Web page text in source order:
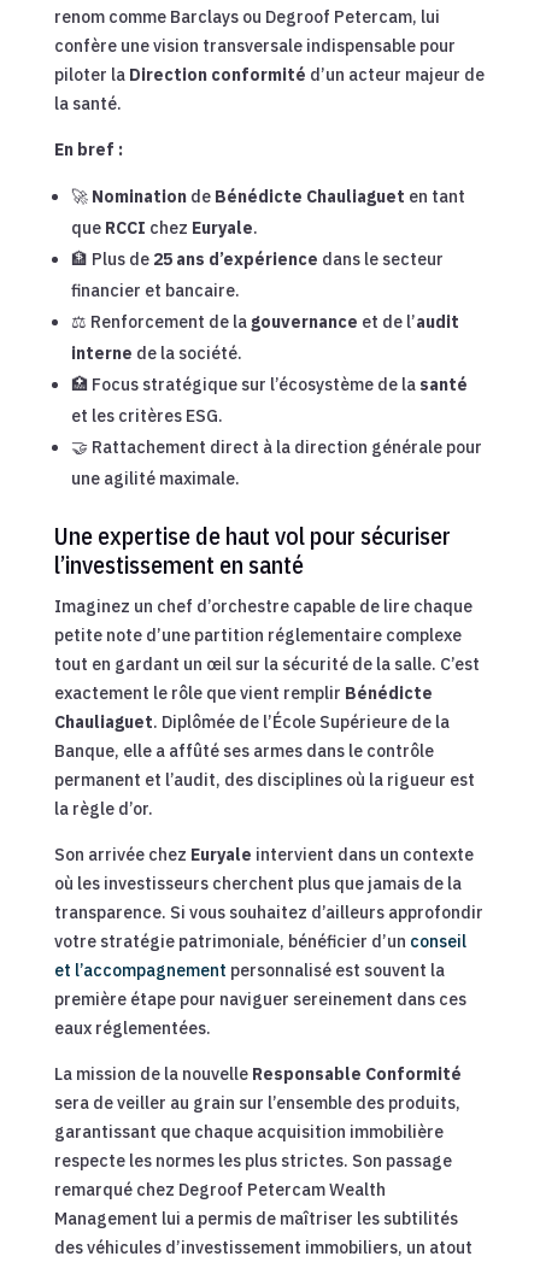
renom comme Barclays ou Degroof Petercam, lui
confère une vision transversale indispensable pour
piloter la Direction conformité d’un acteur majeur de
la santé.
En bref :
🚀 Nominationde Bénédicte Chauliaguet en tant
que RCCI chez Euryale.
🏦 Plus de 25 ans d’expérience dans le secteur
financier et bancaire.
⚖️ Renforcement de la gouvernance et de l’audit
interne de la société.
🏥 Focus stratégique sur l’écosystème de la santé
et les critères ESG.
🤝 Rattachement direct à la direction générale pour
une agilité maximale.
Une expertise de haut vol pour sécuriser
l’investissement en santé
Imaginez un chef d’orchestre capable de lire chaque
petite note d’une partition réglementaire complexe
tout en gardant un œil sur la sécurité de la salle. C’est
exactement le rôle que vient remplir Bénédicte
Chauliaguet. Diplômée de l’École Supérieure de la
Banque, elle a affûté ses armes dans le contrôle
permanent et l’audit, des disciplines où la rigueur est
la règle d’or.
Son arrivée chez Euryale intervient dans un contexte
où les investisseurs cherchent plus que jamais de la
transparence. Si vous souhaitez d’ailleurs approfondir
votre stratégie patrimoniale, bénéficier d’un conseil
et l’accompagnement personnalisé est souvent la
première étape pour naviguer sereinement dans ces
eaux réglementées.
La mission de la nouvelle Responsable Conformité
sera de veiller au grain sur l’ensemble des produits,
garantissant que chaque acquisition immobilière
respecte les normes les plus strictes. Son passage
remarqué chez Degroof Petercam Wealth
Management lui a permis de maîtriser les subtilités
des véhicules d’investissement immobiliers, un atout